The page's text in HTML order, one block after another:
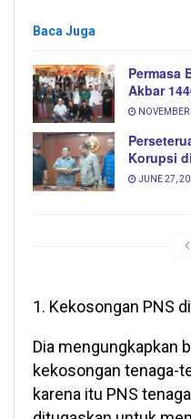
Baca Juga
Permasa
Akbar
Korupsi
JUNE 27,
1. Kekosongan PNS
Dia mengungkapkan
kekosongan tenaga-
karena itu PNS